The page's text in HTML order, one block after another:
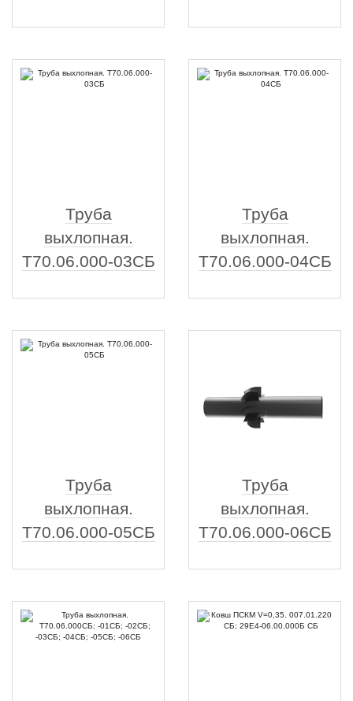
Труба
выхлопная.
Т70.06.000-03СБ
Труба
выхлопная.
Т70.06.000-04СБ
Труба
выхлопная.
Т70.06.000-05СБ
Труба
выхлопная.
Т70.06.000-06СБ